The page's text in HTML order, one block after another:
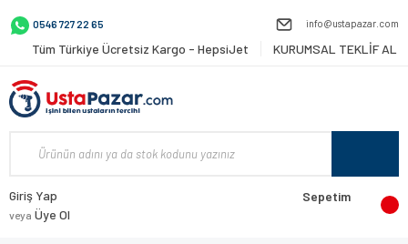
0546 727 22 65 info@ustapazar.com
Tüm Türkiye Ücretsiz Kargo - HepsiJet KURUMSAL TEKLİF AL
Giriş Yap
veya Üye Ol
Sepetim